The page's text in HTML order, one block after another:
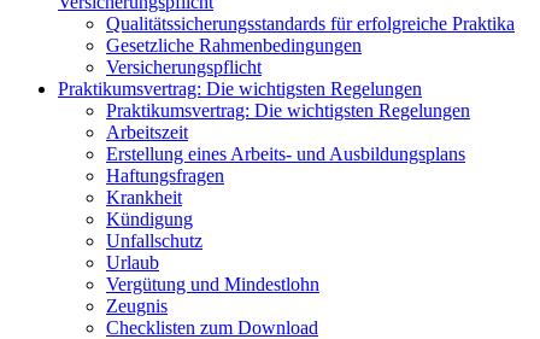
Qualitätssicherungsstandards für erfolgreiche Praktika
Gesetzliche Rahmenbedingungen
Versicherungspflicht
Praktikumsvertrag: Die wichtigsten Regelungen
Praktikumsvertrag: Die wichtigsten Regelungen
Arbeitszeit
Erstellung eines Arbeits- und Ausbildungsplans
Haftungsfragen
Krankheit
Kündigung
Unfallschutz
Urlaub
Vergütung und Mindestlohn
Zeugnis
Checklisten zum Download